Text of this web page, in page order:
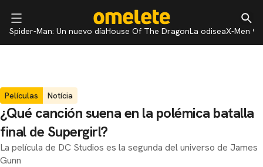
Spider-Man: Un nuevo díaHouse Of The DragonLa odiseaX-Men 97
Películas Notícia
¿Qué canción suena en la polémica batalla
final de Supergirl?
La película de DC Studios es la segunda del universo de James
Gunn